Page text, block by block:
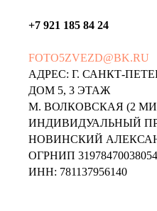
+7 921 185 84 24
FOTO5ZVEZD@BK.RU
АДРЕС: Г. САНКТ-
ДОМ 5, 3 ЭТАЖ
М. ВОЛКОВСКАЯ (2
ИНДИВИДУАЛЬНЫЙ
НОВИНСКИЙ
ОГРНИП
ИНН: 781137956140